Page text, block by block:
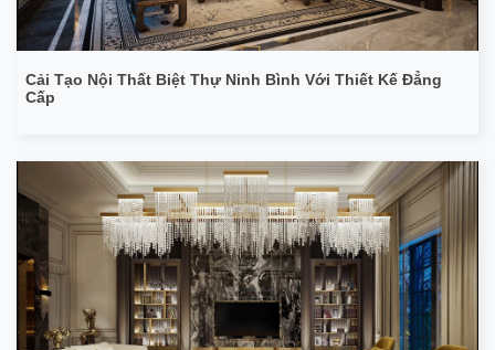
Cải Tạo Nội Thất Biệt Thự Ninh Bình Với Thiết Kế Đẳng
Cấp